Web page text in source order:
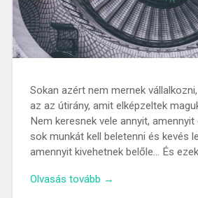
Sokan azért nem mernek
az az útirány, amit elképzeltek
Nem keresnek vele annyit, amennyit
sok munkát kell beletenni és kevés
amennyit kivehetnek belőle… És
Olvasás tovább →